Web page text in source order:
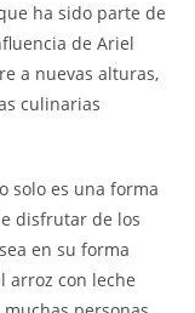
ha sido parte de
de Ariel
a nuevas alturas,
culinarias
solo es una forma
disfrutar de los
en su forma
arroz con leche